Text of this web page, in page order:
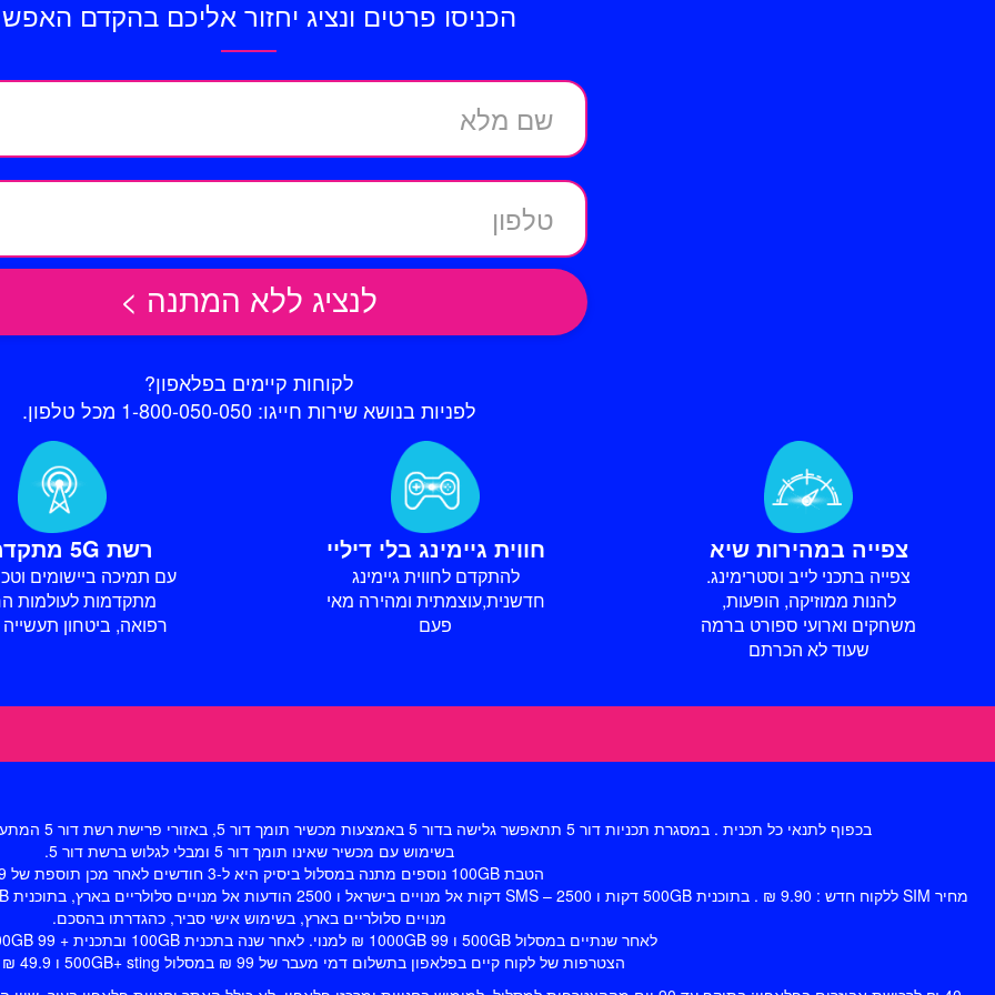
הכניסו פרטים ונציג יחזור אליכם בהקדם
שם מלא
טלפון
לנציג ללא המתנה >
לקוחות קיימים בפלאפון?
לפניות בנושא שירות חייגו:1-800-050-050 מכל טלפון.
צפייה במהירות שיא
צפייה בתכני לייב וסטרימינג.
להנות ממוזיקה, הופעות,
משחקים וארועי ספורט ברמה
שעוד לא הכרתם
חווית גיימינג בלי דיליי
להתקדם לחווית גיימינג
חדשנית,עוצמתית ומהירה מאי
פעם
רשת 5G מתקדמת
עם תמיכה ביישומים
מתקדמות לעולמות
רפואה, ביטחון תעשייה
בכפוף לתנאי כל תכנית . במסגרת תכניות דור 5 תתאפשר גלישה בדור 5 באמצעות מכשיר תומך דור 5, באזורי פרישת רשת דור 5 המתעדכנים ובכפוף לתנאי השירות. ניתן להצטרף לתכניות דור 5
בשימוש עם מכשיר שאינו תומך דור 5 ומבלי לגלוש ברשת דור 5.
הטבת 100GB נוספים מתנה במסלול ביסיק היא ל-3 חודשים לאחר מכן תוספת של 19.9 ₪.
מנויים סלולריים בארץ, בשימוש אישי סביר, כהגדרתו בהסכם.
לאחר שנתיים במסלול 500GB ו 1000GB 99 ₪ למנוי. לאחר שנה בתכנית 100GB ובתכנית + sting 500GB 99 ₪ לחודש למנוי.
הצטרפות של לקוח קיים בפלאפון בתשלום דמי מעבר של 99 ₪ במסלול 500GB+ sting ו 49.9 ₪ ₪ למסלול 150GB.